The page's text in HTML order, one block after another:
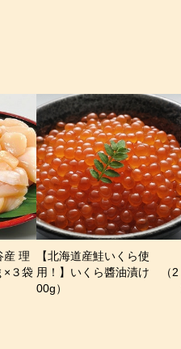
産 理
×３袋
【北海道産鮭いくら使
用！】いくら醬油漬け （2
00g）